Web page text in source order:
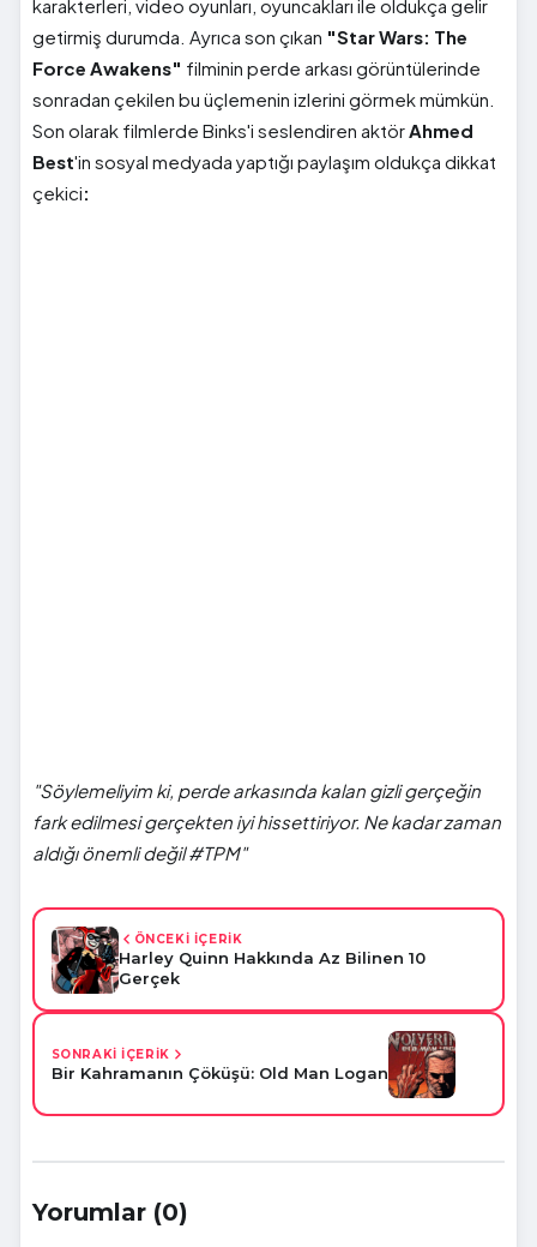
karakterleri, video oyunları, oyuncakları ile oldukça gelir
getirmiş durumda. Ayrıca son çıkan "Star Wars: The
Force Awakens" filminin perde arkası görüntülerinde
sonradan çekilen bu üçlemenin izlerini görmek mümkün.
Son olarak filmlerde Binks'i seslendiren aktörAhmed
Best'in sosyal medyada yaptığı paylaşım oldukça dikkat
çekici:
"Söylemeliyim ki, perde arkasında kalan gizli gerçeğin
fark edilmesi gerçekten iyi hissettiriyor. Ne kadar zaman
aldığı önemli değil #TPM"
ÖNCEKİ İÇERİK
Harley Quinn Hakkında Az Bilinen 10
Gerçek
SONRAKİ İÇERİK
Bir Kahramanın Çöküşü: Old Man Logan
Yorumlar (0)